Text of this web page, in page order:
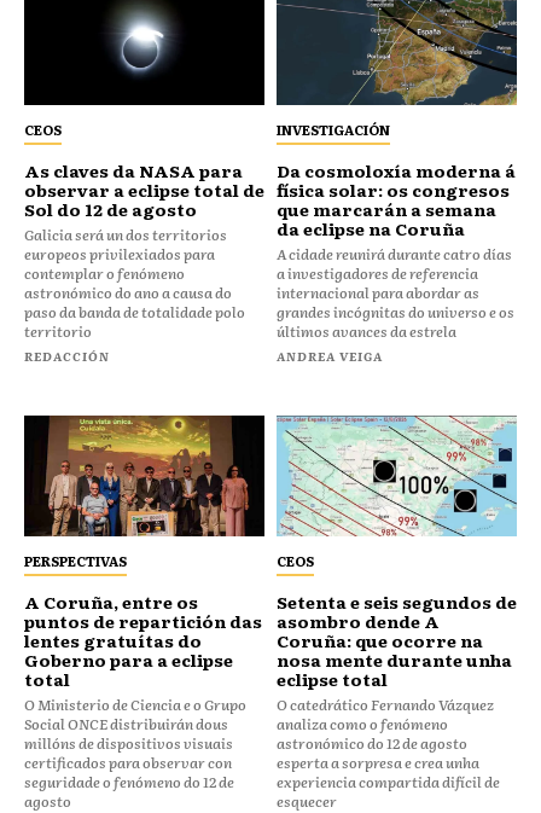
CEOS
As claves da NASA para
observar a eclipse total de
Sol do 12 de agosto
Galicia será un dos territorios
europeos privilexiados para
contemplar o fenómeno
astronómico do ano a causa do
paso da banda de totalidade polo
territorio
REDACCIÓN
INVESTIGACIÓN
Da cosmoloxía moderna á
física solar: os congresos
que marcarán a semana
da eclipse na Coruña
A cidade reunirá durante catro días
a investigadores de referencia
internacional para abordar as
grandes incógnitas do universo e os
últimos avances da estrela
ANDREA VEIGA
PERSPECTIVAS
⁠⁠A Coruña, entre os
puntos de repartición das
lentes gratuítas do
Goberno para a eclipse
total
O Ministerio de Ciencia e o Grupo
Social ONCE distribuirán dous
millóns de dispositivos visuais
certificados para observar con
seguridade o fenómeno do 12 de
agosto
CEOS
Setenta e seis segundos de
asombro dende A
Coruña: que ocorre na
nosa mente durante unha
eclipse total
O catedrático Fernando Vázquez
analiza como o fenómeno
astronómico do 12 de agosto
esperta a sorpresa e crea unha
experiencia compartida difícil de
esquecer